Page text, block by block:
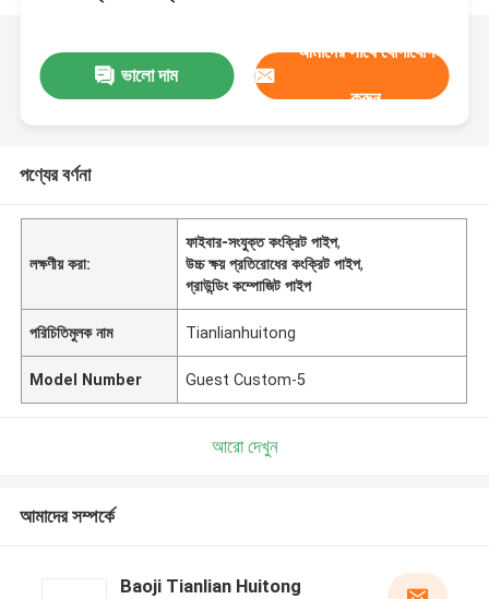
ভালো দাম
আমাদের সাথে যোগাযোগ
করুন
পণ্যের বর্ণনা
লক্ষণীয় করা:
ফাইবার-সংযুক্ত কংক্রিট পাইপ,
উচ্চ ক্ষয় প্রতিরোধের কংক্রিট পাইপ,
গ্রাউন্ডিং কম্পোজিট পাইপ
পরিচিতিমুলক নাম Tianlianhuitong
Model Number Guest Custom-5
আরো দেখুন
আমাদের সম্পর্কে
Baoji Tianlian Huitong